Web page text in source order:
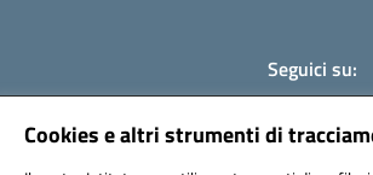
Cookies e altri strumenti di
Seguici su: